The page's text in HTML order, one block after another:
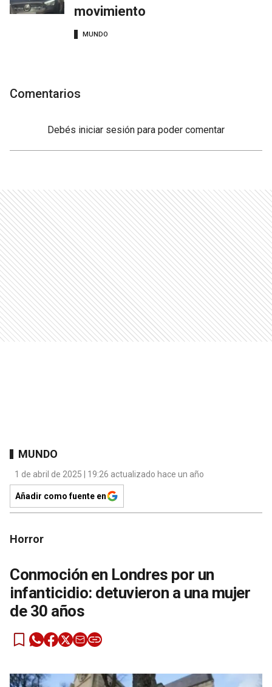
movimiento
MUNDO
Comentarios
Debés iniciar sesión para poder comentar
MUNDO
1 de abril de 2025 | 19:26 actualizado hace un año
Añadir como fuente en
Horror
Conmoción en Londres por un
infanticidio: detuvieron a una mujer
de 30 años